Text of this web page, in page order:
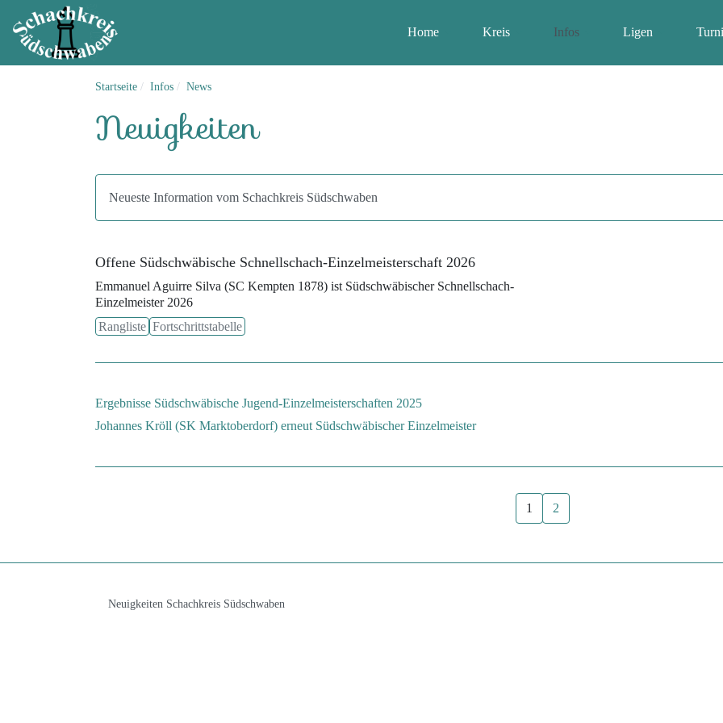
Home Kreis Infos Ligen
Startseite Infos News
Neuigkeiten
Neueste Information vom Schachkreis Südschwaben
Offene Südschwäbische Schnellschach-Einzelmeisterschaft 2026
Emmanuel Aguirre Silva (SC Kempten 1878) ist Südschwäbischer Schnellschach-
Einzelmeister 2026
Rangliste Fortschrittstabelle
Ergebnisse Südschwäbische Jugend-Einzelmeisterschaften 2025
Johannes Kröll (SK Marktoberdorf) erneut Südschwäbischer Einzelmeister
1 2
Neuigkeiten Schachkreis Südschwaben